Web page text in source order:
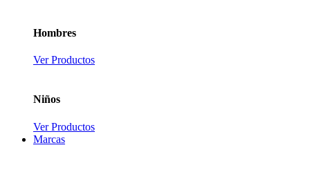
Hombres
Ver Productos
Niños
Ver Productos
Marcas